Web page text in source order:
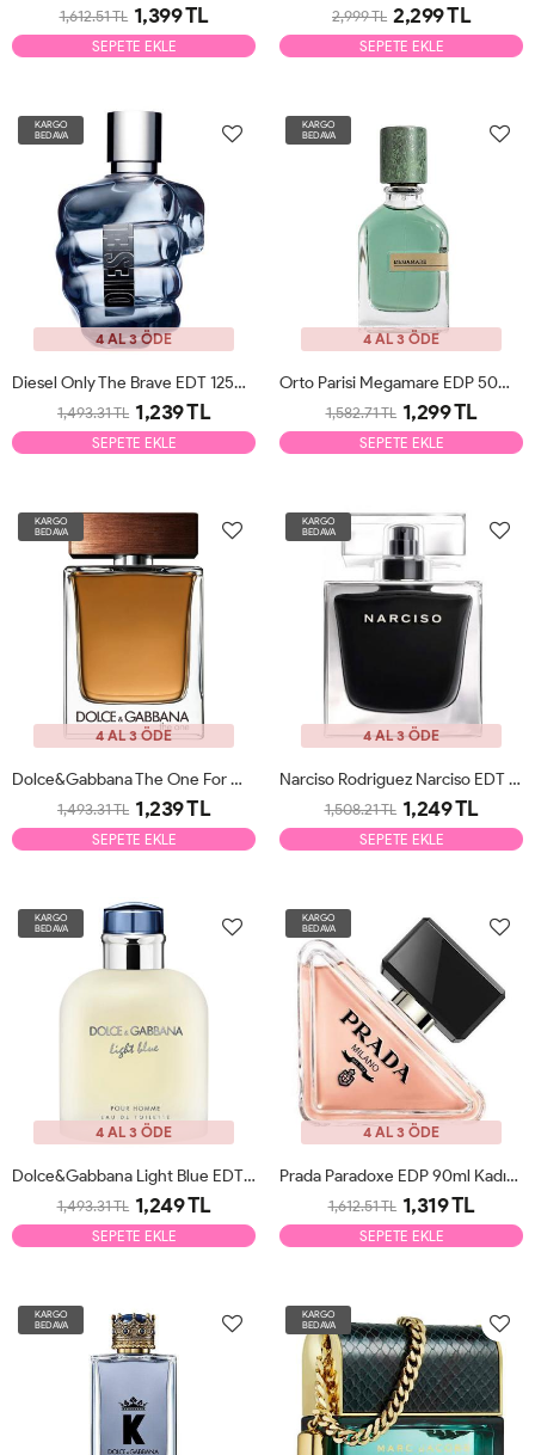
1,612.51 TL 1,399 TL
SEPETE EKLE
2,999 TL 2,299 TL
SEPETE EKLE
KARGO
BEDAVA
4 AL 3 ÖDE
Diesel Only The Brave EDT 125ml Erkek Parfüm Tester
1,493.31 TL 1,239 TL
SEPETE EKLE
KARGO
BEDAVA
4 AL 3 ÖDE
Orto Parisi Megamare EDP 50ml Unisex Parfüm Tester
1,582.71 TL 1,299 TL
SEPETE EKLE
KARGO
BEDAVA
4 AL 3 ÖDE
Dolce&Gabbana The One For Men EDT 100ml Erkek Parfüm Tester
1,493.31 TL 1,239 TL
SEPETE EKLE
KARGO
BEDAVA
4 AL 3 ÖDE
Narciso Rodriguez Narciso EDT 90ml Kadın Parfüm Tester
1,508.21 TL 1,249 TL
SEPETE EKLE
KARGO
BEDAVA
4 AL 3 ÖDE
Dolce&Gabbana Light Blue EDT 125ml Erkek Parfüm Tester
1,493.31 TL 1,249 TL
SEPETE EKLE
KARGO
BEDAVA
4 AL 3 ÖDE
Prada Paradoxe EDP 90ml Kadın Parfüm Tester
1,612.51 TL 1,319 TL
SEPETE EKLE
KARGO
BEDAVA
KARGO
BEDAVA